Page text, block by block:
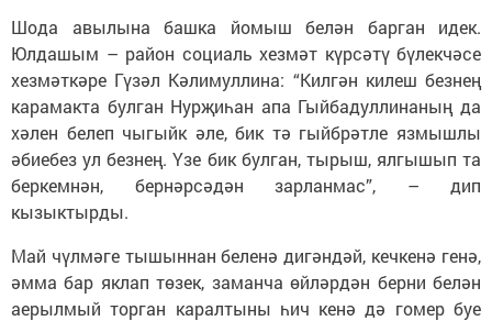
Шода авылына башка йомыш белән барган идек.
Юлдашым – район социаль хезмәт күрсәтү бүлекчәсе
хезмәткәре Гүзәл Кәлимуллина: “Килгән килеш безнең
карамакта булган Нурҗиһан апа Гыйбадуллинаның да
хәлен белеп чыгыйк әле, бик тә гыйбрәтле язмышлы
әбиебез ул безнең. Үзе бик булган, тырыш, ялгышып та
беркемнән, бернәрсәдән зарланмас”, – дип
кызыктырды.
Май чүлмәге тышыннан беленә дигәндәй, кечкенә генә,
әмма бар яклап төзек, заманча өйләрдән берни белән
аерылмый торган каралтыны һич кенә дә гомер буе